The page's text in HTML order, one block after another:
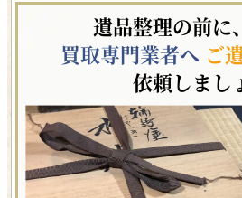
遺品整理の前に
買取専門業者へ ご
依頼しまし